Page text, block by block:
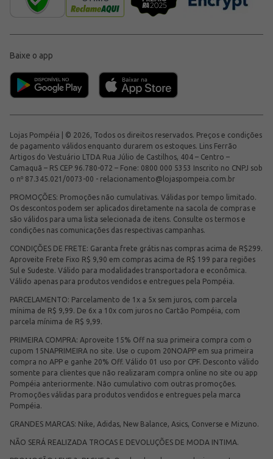
Baixe o app
Lojas Pompéia | © 2026, Todos os direitos reservados. Preços e condições
de pagamento válidos enquanto durarem os estoques. Lins Ferrão
Artigos do Vestuário LTDA Rua Júlio de Castilhos, 404 – Centro –
Camaquã – RS CEP 96.780-072 – Fone: 0800 000 5353 Inscrito no CNPJ sob
o nº 87.345.021/0073-00 - relacionamento@lojaspompeia.com.br
PROMOÇÕES: Promoções não cumulativas. Válidas por tempo limitado.
Os descontos podem ser aplicados diretamente na sacola de compras e
são válidos para uma lista selecionada de itens. Consulte os termos e
condições nas comunicações das respectivas campanhas.
CONDIÇÕES DE FRETE: Garanta frete grátis nas compras acima de R$299.
Aproveite Frete Fixo R$ 9,90 em compras acima de R$ 199 para regiões
Sul e Sudeste. Válido para modalidades transportadora e econômica.
Válido apenas para produtos vendidos e entregues pela Pompéia.
PARCELAMENTO: Parcelamento de 1x a 5x sem juros, com parcela
mínima de R$ 9,99. De 6x a 10x com juros no Cartão Pompéia, com
parcela mínima de R$ 9,99.
PRIMEIRA COMPRA: Aproveite 15% Off na sua primeira compra com o
cupom 15NAPRIMEIRA no site. Use o cupom 20NOAPP em sua primeira
compra no APP e ganhe 20% Off. Válido 01 uso por CPF. Desconto válido
somente para clientes que não realizaram compra online no site ou app
Pompéia anteriormente. Não cumulativo com outras promoções.
Promoções válidas para produtos vendidos e entregues pela marca
Pompéia.
GRANDES MARCAS: Nike, Adidas, New Balance, Asics, Converse e Mizuno.
NÃO SERÁ REALIZADA TROCAS E DEVOLUÇÕES DE MODA INTIMA.